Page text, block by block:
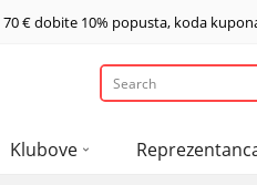
70 €dobite 10% popusta, koda
Klubove